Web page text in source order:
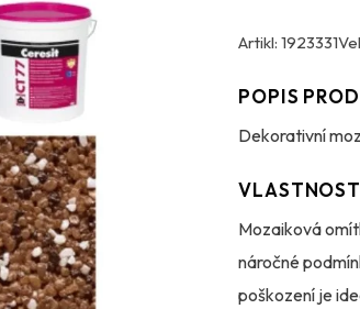
Artikl: 1923331
POPIS
Dekorativní
Mozaiková
náročné
poškození je